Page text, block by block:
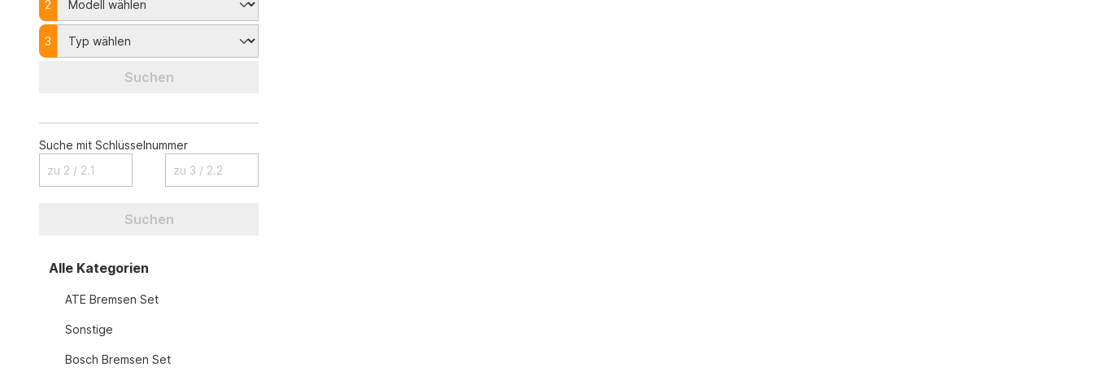
2
3
Suchen
Suche mit Schlüsselnummer
Suchen
Alle Kategorien
ATE Bremsen Set
Sonstige
Bosch Bremsen Set